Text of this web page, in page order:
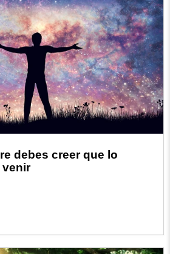
debes creer que lo
venir